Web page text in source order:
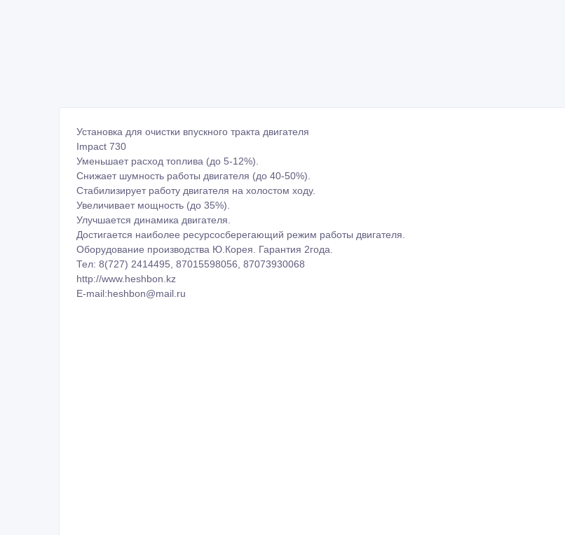
Установка для очистки впускного тракта двигателя
Impact 730
Уменьшает расход топлива (до 5-12%).
Снижает шумность работы двигателя (до 40-50%).
Стабилизирует работу двигателя на холостом ходу.
Увеличивает мощность (до 35%).
Улучшается динамика двигателя.
Достигается наиболее ресурсосберегающий режим работы двигателя.
Оборудование производства Ю.Корея. Гарантия 2года.
Тел: 8(727) 2414495, 87015598056, 87073930068
http://www.heshbon.kz
E-mail:heshbon@mail.ru